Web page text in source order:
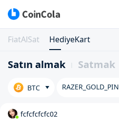
FiatAlSat HediyeKart
Satın almak Satmak
BTC RAZER_GOLD_PIN
fcfcfcfcfc02